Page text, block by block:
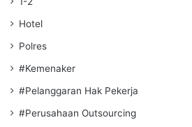
Hotel
Polres
#Kemenaker
#Pelanggaran Hak Pekerja
#Perusahaan Outsourcing